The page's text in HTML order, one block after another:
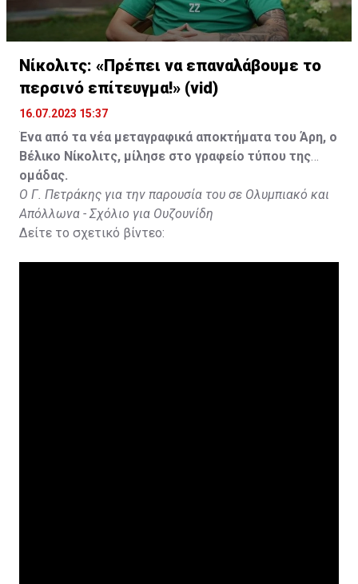
Νίκολιτς: «Πρέπει να επαναλάβουμε το
περσινό επίτευγμα!» (vid)
16.07.2023 15:37
Ένα από τα νέα μεταγραφικά αποκτήματα του Άρη, ο
Βέλικο Νίκολιτς, μίλησε στο γραφείο τύπου της
ομάδας.
Ο Γ. Πετράκης για την παρουσία του σε Ολυμπιακό και
Απόλλωνα - Σχόλιο για Ουζουνίδη
Δείτε το σχετικό βίντεο: